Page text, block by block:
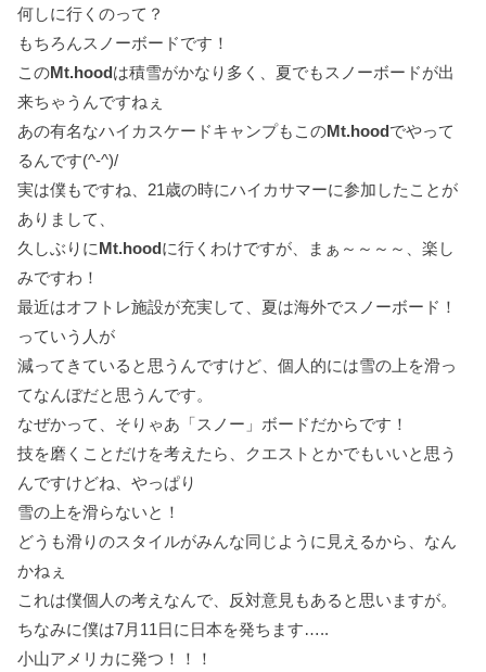
何しに行くのって？
もちろんスノーボードです！
このMt.hoodは積雪がかなり多く、夏でもスノーボードが出
来ちゃうんですねぇ
あの有名なハイカスケードキャンプもこのMt.hoodでやって
るんです(^-^)/
実は僕もですね、21歳の時にハイカサマーに参加したことが
ありまして、
久しぶりにMt.hoodに行くわけですが、まぁ～～～～、楽し
みですわ！
最近はオフトレ施設が充実して、夏は海外でスノーボード！
っていう人が
減ってきていると思うんですけど、個人的には雪の上を滑っ
てなんぼだと思うんです。
なぜかって、そりゃあ「スノー」ボードだからです！
技を磨くことだけを考えたら、クエストとかでもいいと思う
んですけどね、やっぱり
雪の上を滑らないと！
どうも滑りのスタイルがみんな同じように見えるから、なん
かねぇ
これは僕個人の考えなんで、反対意見もあると思いますが。
ちなみに僕は7月11日に日本を発ちます…..
小山アメリカに発つ！！！